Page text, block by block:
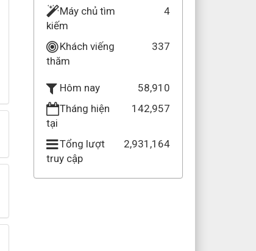
Máy chủ tìm
kiếm
4
Khách viếng
thăm
337
Hôm nay
58,910
Tháng hiện
tại
142,957
Tổng lượt
truy cập
2,931,164